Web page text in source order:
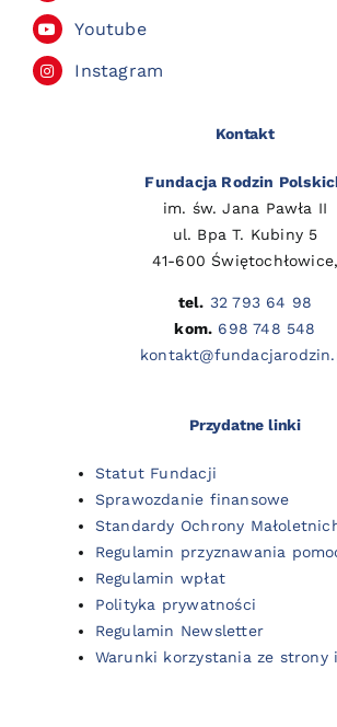
Youtube
Instagram
Kontakt
Fundacja Rodzin
im. św. Jana Pawła II
ul. Bpa T. Kubiny 5
41-600 Świętochłowice,
tel. 32 793 64 98
kom. 698 748 548
Przydatne linki
Statut Fundacji
Sprawozdanie finansowe
Standardy Ochrony
Regulamin przyznawania
Regulamin wpłat
Polityka prywatności
Regulamin Newsletter
Warunki korzystania ze strony